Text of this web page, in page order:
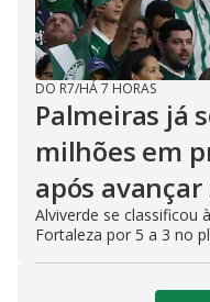
DO R7/HÁ 7 HORAS
Palmeiras já
milhões em
após avançar
Alviverde se classificou
Fortaleza por 5 a 3 no